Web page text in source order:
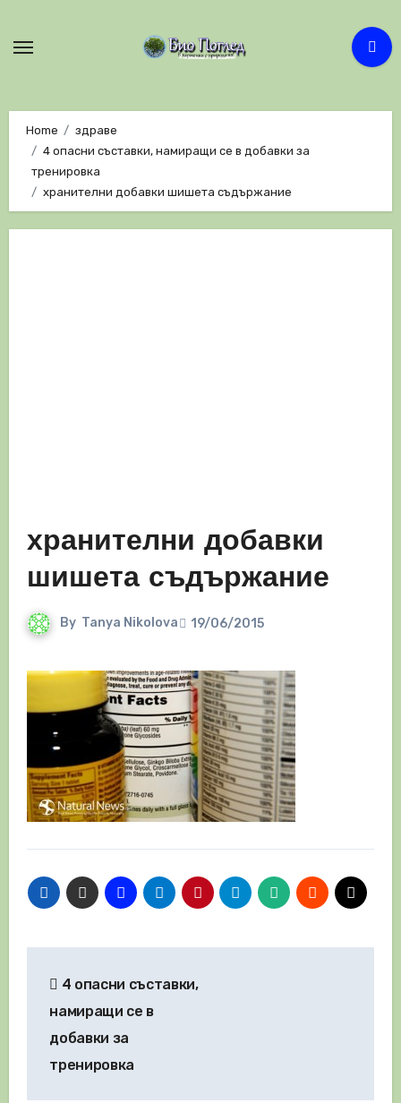
Home
здраве
4 опасни съставки, намиращи се в добавки за
тренировка
хранителни добавки шишета съдържание
хранителни добавки
шишета съдържание
By Tanya Nikolova 19/06/2015
4 опасни съставки,
намиращи се в
добавки за
тренировка